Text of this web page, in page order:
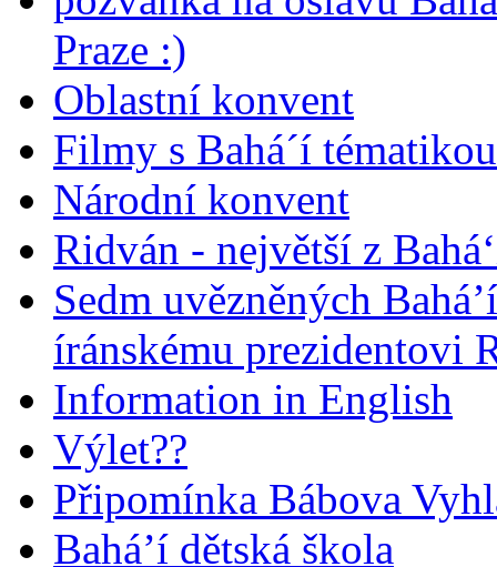
Praze :)
Oblastní konvent
Filmy s Bahá´í
Národní konvent
Ridván - největší z
Sedm uvězněných
íránskému prezidentovi
Information in English
Výlet??
Připomínka Bábova
Bahá’í dětská škola